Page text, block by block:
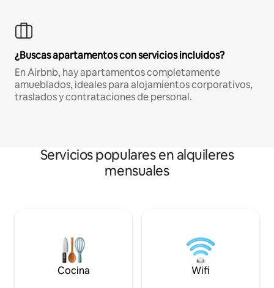
¿Buscas apartamentos con servicios incluidos?
En Airbnb, hay apartamentos completamente
amueblados, ideales para alojamientos corporativos,
traslados y contrataciones de personal.
Servicios populares en alquileres
mensuales
Cocina Wifi